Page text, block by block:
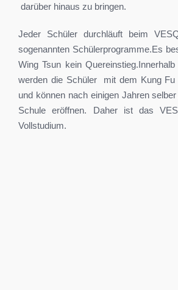
darüber hinaus zu bringen.
Jeder Schüler durchläuft beim
sogenannten Schülerprogramme.Es
Wing Tsun kein
werden die Schüler mit dem Kung Fu
und können nach einigen Jahren
Schule eröffnen. Daher ist das
Vollstudium.